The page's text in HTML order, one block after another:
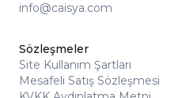
info@caisya.com
Sözleşmeler
Site Kullanım Şartları
Mesafeli Satış Sözleşmesi